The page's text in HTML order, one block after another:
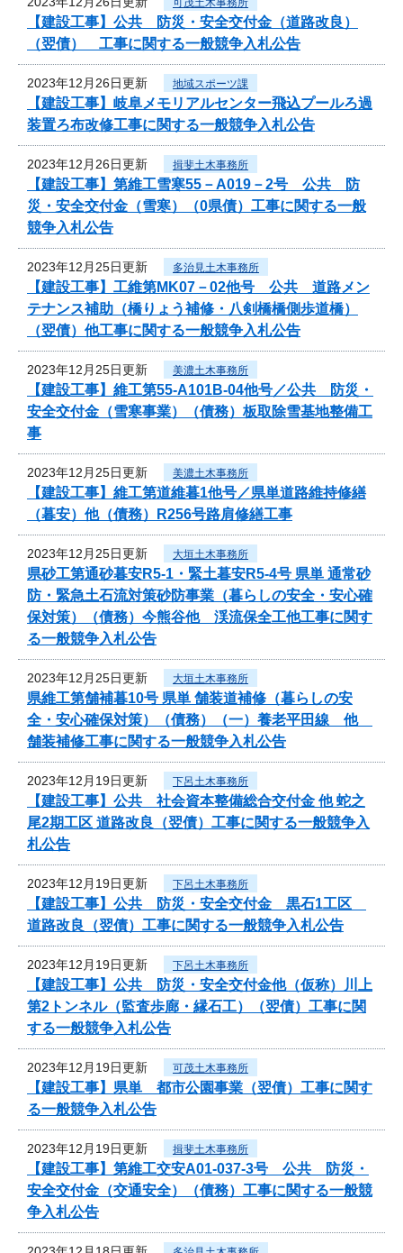
可茂土木事務所
【建設工事】公共 防災・安全交付金（道路改良）
（翌債） 工事に関する一般競争入札公告
2023年12月26日更新 地域スポーツ課
【建設工事】岐阜メモリアルセンター飛込プールろ過
装置ろ布改修工事に関する一般競争入札公告
2023年12月26日更新 揖斐土木事務所
【建設工事】第維工雪寒55－A019－2号 公共 防
災・安全交付金（雪寒）（0県債）工事に関する一般
競争入札公告
2023年12月25日更新 多治見土木事務所
【建設工事】工維第MK07－02他号 公共 道路メン
テナンス補助（橋りょう補修・八剣橋橋側歩道橋）
（翌債）他工事に関する一般競争入札公告
2023年12月25日更新 美濃土木事務所
【建設工事】維工第55-A101B-04他号／公共 防災・
安全交付金（雪寒事業）（債務）板取除雪基地整備工
事
2023年12月25日更新 美濃土木事務所
【建設工事】維工第道維暮1他号／県単道路維持修繕
（暮安）他（債務）R256号路肩修繕工事
2023年12月25日更新 大垣土木事務所
県砂工第通砂暮安R5-1・緊土暮安R5-4号 県単 通常砂
防・緊急土石流対策砂防事業（暮らしの安全・安心確
保対策）（債務）今熊谷他 渓流保全工他工事に関す
る一般競争入札公告
2023年12月25日更新 大垣土木事務所
県維工第舗補暮10号 県単 舗装道補修（暮らしの安
全・安心確保対策）（債務）（一）養老平田線 他
舗装補修工事に関する一般競争入札公告
2023年12月19日更新 下呂土木事務所
【建設工事】公共 社会資本整備総合交付金 他 蛇之
尾2期工区 道路改良（翌債）工事に関する一般競争入
札公告
2023年12月19日更新 下呂土木事務所
【建設工事】公共 防災・安全交付金 黒石1工区
道路改良（翌債）工事に関する一般競争入札公告
2023年12月19日更新 下呂土木事務所
【建設工事】公共 防災・安全交付金他（仮称）川上
第2トンネル（監査歩廊・縁石工）（翌債）工事に関
する一般競争入札公告
2023年12月19日更新 可茂土木事務所
【建設工事】県単 都市公園事業（翌債）工事に関す
る一般競争入札公告
2023年12月19日更新 揖斐土木事務所
【建設工事】第維工交安A01-037-3号 公共 防災・
安全交付金（交通安全）（債務）工事に関する一般競
争入札公告